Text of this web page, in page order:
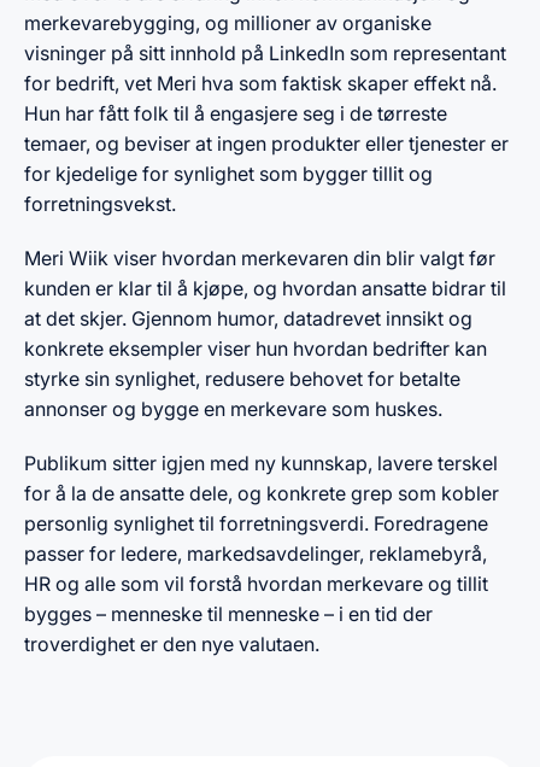
merkevarebygging, og millioner av organiske
visninger på sitt innhold på LinkedIn som representant
for bedrift, vet Meri hva som faktisk skaper effekt nå.
Hun har fått folk til å engasjere seg i de tørreste
temaer, og beviser at ingen produkter eller tjenester er
for kjedelige for synlighet som bygger tillit og
forretningsvekst.
Meri Wiik viser hvordan merkevaren din blir valgt før
kunden er klar til å kjøpe, og hvordan ansatte bidrar til
at det skjer. Gjennom humor, datadrevet innsikt og
konkrete eksempler viser hun hvordan bedrifter kan
styrke sin synlighet, redusere behovet for betalte
annonser og bygge en merkevare som huskes.
Publikum sitter igjen med ny kunnskap, lavere terskel
for å la de ansatte dele, og konkrete grep som kobler
personlig synlighet til forretningsverdi. Foredragene
passer for ledere, markedsavdelinger, reklamebyrå,
HR og alle som vil forstå hvordan merkevare og tillit
bygges – menneske til menneske – i en tid der
troverdighet er den nye valutaen.